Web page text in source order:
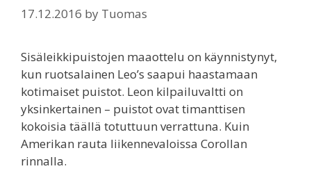
17.12.2016 by Tuomas
Sisäleikkipuistojen maaottelu on käynnistynyt,
kun ruotsalainen Leo’s saapui haastamaan
kotimaiset puistot. Leon kilpailuvaltti on
yksinkertainen – puistot ovat timanttisen
kokoisia täällä totuttuun verrattuna. Kuin
Amerikan rauta liikennevaloissa Corollan
rinnalla.